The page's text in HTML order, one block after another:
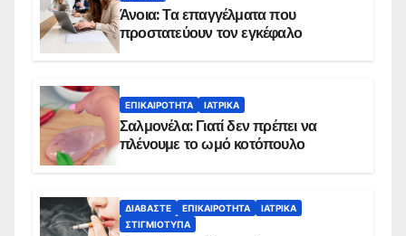
Άνοια: Τα επαγγέλματα που
προστατεύουν τον εγκέφαλο
ΕΠΙΚΑΙΡΌΤΗΤΑ ΙΑΤΡΙΚΆ
Σαλμονέλα: Γιατί δεν πρέπει να
πλένουμε το ωμό κοτόπουλο
ΔΙΑΒΆΣΤΕ ΕΠΙΚΑΙΡΌΤΗΤΑ
ΙΑΤΡΙΚΆ
ΣΤΙΓΜΙΌΤΥΠΑ